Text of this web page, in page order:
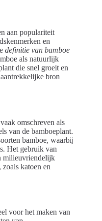
aan populariteit
en
definitie van bamboe
als natuurlijk
die snel groeit en
bron
omschreven als
van de bamboeplant.
bamboe, waarbij
Het gebruik van
milieuvriendelijk
katoen en
voor het maken van